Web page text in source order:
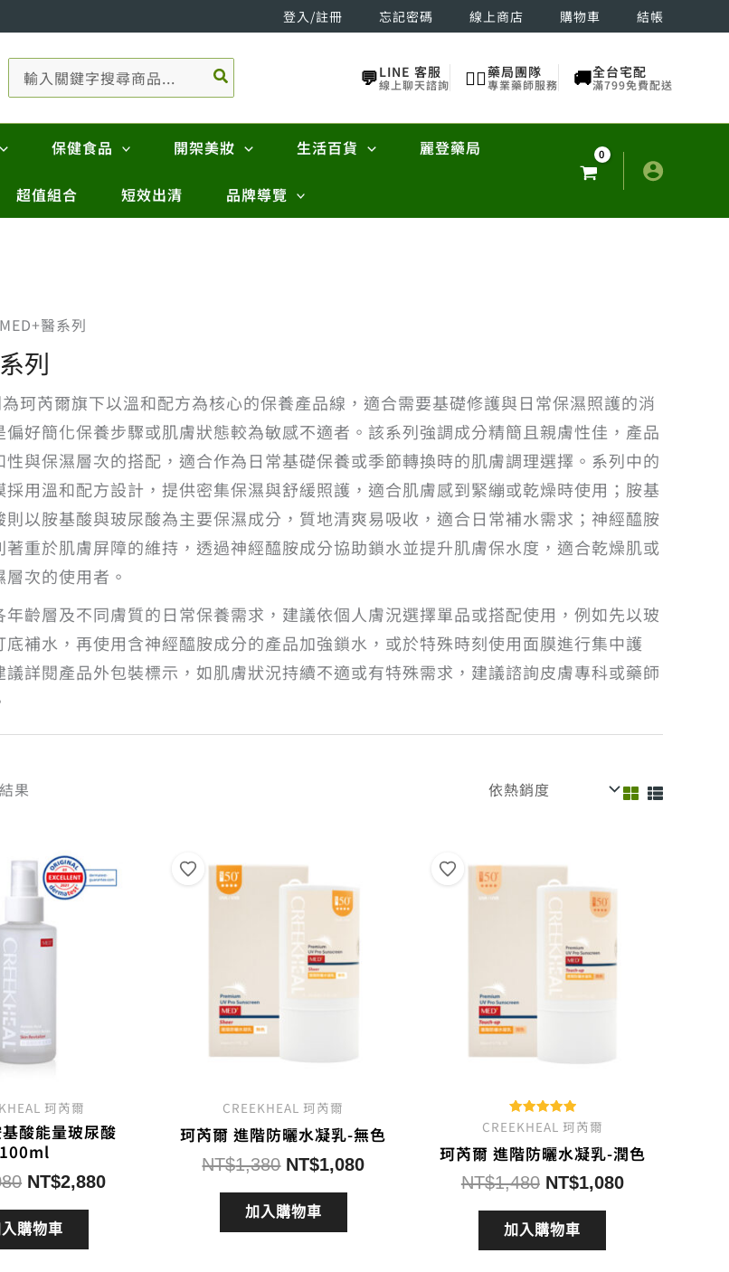
登入/註冊 忘記密碼 線上商店 購物車 結帳
尋：
💬LINE 客服
線上聊天諮詢 👨‍⚕️藥局團隊
專業藥師服務 🚚全台宅配
滿799免費配送
保健食品 開架美妝 生活百貨 麗登藥局
超值組合 短效出清 品牌導覽
MED+醫系列
列
珂芮爾旗下以溫和配方為核心的保養產品線，適合需要基礎修護與日常保濕照護的消
偏好簡化保養步驟或肌膚狀態較為敏感不適者。該系列強調成分精簡且親膚性佳，產品
性與保濕層次的搭配，適合作為日常基礎保養或季節轉換時的肌膚調理選擇。系列中的
採用溫和配方設計，提供密集保濕與舒緩照護，適合肌膚感到緊繃或乾燥時使用；胺基
則以胺基酸與玻尿酸為主要保濕成分，質地清爽易吸收，適合日常補水需求；神經醯胺
著重於肌膚屏障的維持，透過神經醯胺成分協助鎖水並提升肌膚保水度，適合乾燥肌或
次的使用者。
年齡層及不同膚質的日常保養需求，建議依個人膚況選擇單品或搭配使用，例如先以玻
底補水，再使用含神經醯胺成分的產品加強鎖水，或於特殊時刻使用面膜進行集中護
議詳閱產品外包裝標示，如肌膚狀況持續不適或有特殊需求，建議諮詢皮膚專科或藥師
果
序
珂芮爾
酸能量玻尿酸
100ml
原
價
格：
NT$2,880目
購物車
CREEKHEAL 珂芮爾
珂芮爾 進階防曬水凝乳-無色
NT$1,380 原
價
格：
NT$1,080目
加入購物車
評分
滿分 5
CREEKHEAL 珂芮爾
珂芮爾 進階防曬水凝乳-潤色
NT$1,480 原
價
格：
NT$1,080目
加入購物車